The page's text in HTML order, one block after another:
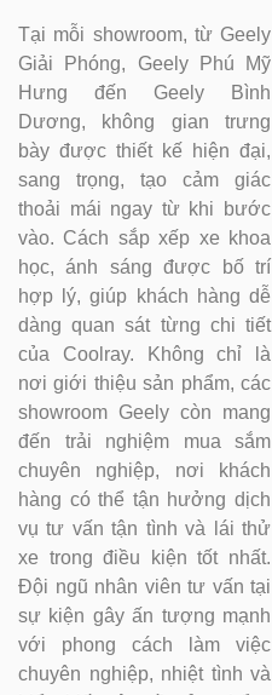
Tại mỗi showroom, từ Geely
Giải Phóng, Geely Phú Mỹ
Hưng đến Geely Bình
Dương, không gian trưng
bày được thiết kế hiện đại,
sang trọng, tạo cảm giác
thoải mái ngay từ khi bước
vào. Cách sắp xếp xe khoa
học, ánh sáng được bố trí
hợp lý, giúp khách hàng dễ
dàng quan sát từng chi tiết
của Coolray. Không chỉ là
nơi giới thiệu sản phẩm, các
showroom Geely còn mang
đến trải nghiệm mua sắm
chuyên nghiệp, nơi khách
hàng có thể tận hưởng dịch
vụ tư vấn tận tình và lái thử
xe trong điều kiện tốt nhất.
Đội ngũ nhân viên tư vấn tại
sự kiện gây ấn tượng mạnh
với phong cách làm việc
chuyên nghiệp, nhiệt tình và